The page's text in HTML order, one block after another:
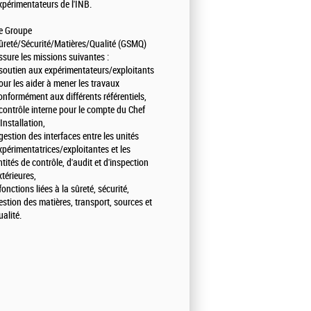
de l'INB.
Groupe
Sécurité/Matières/Qualité (GSMQ)
les missions suivantes :
aux expérimentateurs/exploitants
les aider à mener les travaux
aux différents référentiels,
interne pour le compte du Chef
des interfaces entre les unités
exploitantes et les
de contrôle, d'audit et d'inspection
liées à la sûreté, sécurité,
des matières, transport, sources et